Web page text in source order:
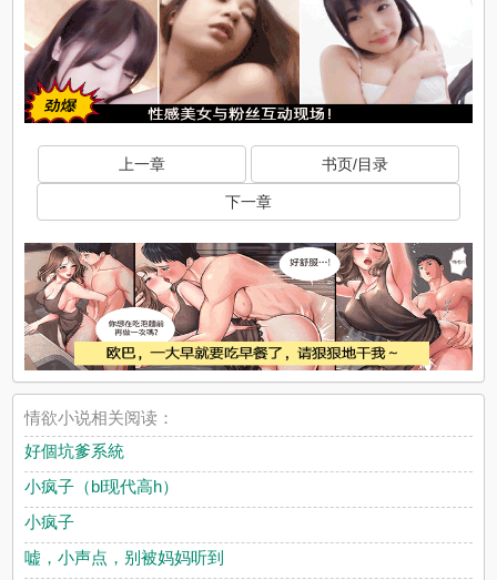
上一章 书页/目录
下一章
情欲小说相关阅读：
好個坑爹系統
小疯子（bl现代高h）
小疯子
嘘，小声点，别被妈妈听到